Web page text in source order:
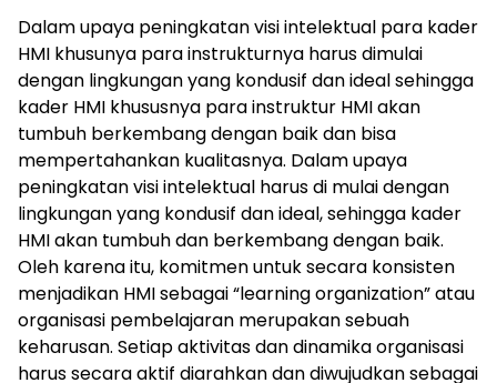
Dalam upaya peningkatan visi intelektual para kader
HMI khusunya para instrukturnya harus dimulai
dengan lingkungan yang kondusif dan ideal sehingga
kader HMI khususnya para instruktur HMI akan
tumbuh berkembang dengan baik dan bisa
mempertahankan kualitasnya. Dalam upaya
peningkatan visi intelektual harus di mulai dengan
lingkungan yang kondusif dan ideal, sehingga kader
HMI akan tumbuh dan berkembang dengan baik.
Oleh karena itu, komitmen untuk secara konsisten
menjadikan HMI sebagai “learning organization” atau
organisasi pembelajaran merupakan sebuah
keharusan. Setiap aktivitas dan dinamika organisasi
harus secara aktif diarahkan dan diwujudkan sebagai